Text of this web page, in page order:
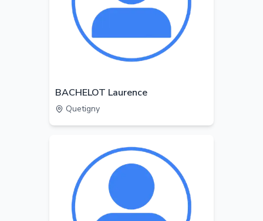
BACHELOT Laurence
Quetigny